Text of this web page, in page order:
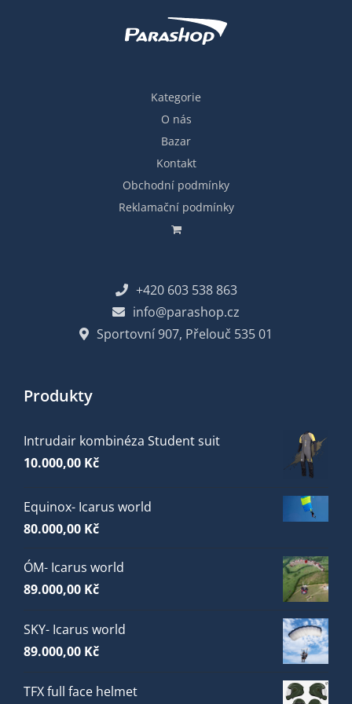
Kategorie
O nás
Bazar
Kontakt
Obchodní podmínky
Reklamační podmínky
+420 603 538 863
info@parashop.cz
Sportovní 907, Přelouč 535 01
Produkty
Intrudair kombinéza Student suit
10.000,00 Kč
Equinox- Icarus world
80.000,00 Kč
ÓM- Icarus world
89.000,00 Kč
SKY- Icarus world
89.000,00 Kč
TFX full face helmet